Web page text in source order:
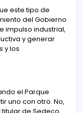
este tipo de
del Gobierno
impulso industrial,
y generar
y los
el Parque
uno con otro. No,